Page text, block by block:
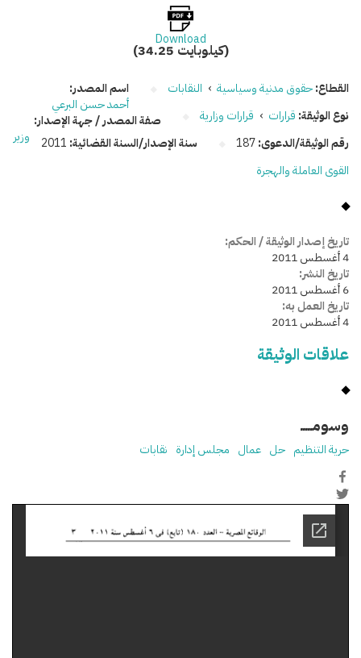
Download
(34.25 كيلوبايت)
القطاع:حقوق مدنية وسياسية › النقابات
نوع الوثيقة: قرارات › قرارات وزارية
رقم الوثيقة/الدعوى:187 سنة الإصدار/السنة القضائية: 2011
اسم المصدر:
أحمد حسن البرعي
صفة المصدر / جهة الإصدار:
وزير
القوى العاملة والهجرة
تاريخ إصدار الوثيقة / الحكم:
4 أغسطس 2011
تاريخ النشر:
6 أغسطس 2011
تاريخ العمل به:
4 أغسطس 2011
علاقات الوثيقة
وسومـــــ
حرية التنظيم حل عمال مجلس إدارة نقابات